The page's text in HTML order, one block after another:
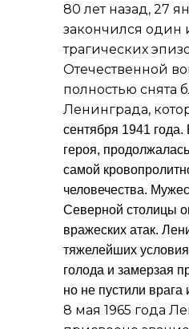
80 лет назад, 27
закончился один
трагических
Отечественной
полностью снята
Ленинграда,
сентября 1941 года.
героя,
самой
человечества.
Северной столицы
вражеских атак.
тяжелейших
голода и замерзая
но не пустили врага
8 мая 1965 года